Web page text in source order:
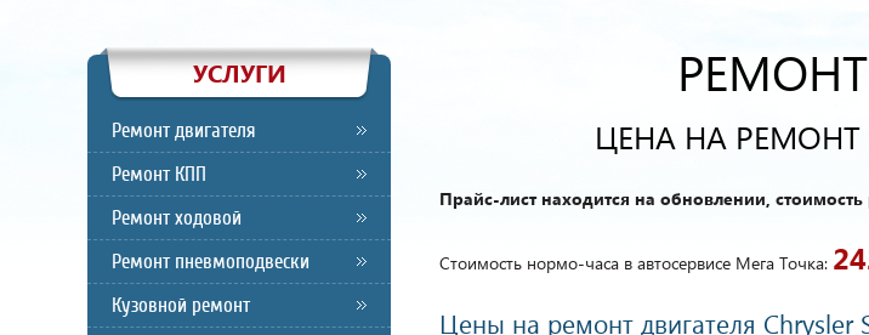
УСЛУГИ
Ремонт двигателя
Ремонт КПП
Ремонт ходовой
Ремонт пневмоподвески
Кузовной ремонт
РЕМОНТ
ЦЕНА НА РЕМОНТ
Прайс-лист находится на обновлении,
Стоимость нормо-часа в автосервисе Мега Точка:
Цены на ремонт двигателя Chrysler